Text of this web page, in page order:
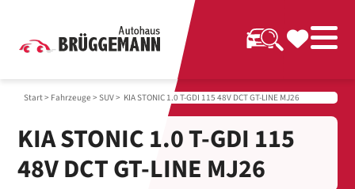
Start> Fahrzeuge > SUV> KIA STONIC 1.0 T-GDI 115 48V DCT GT-LINE MJ26
KIA STONIC 1.0 T-GDI 115
48V DCT GT-LINE MJ26